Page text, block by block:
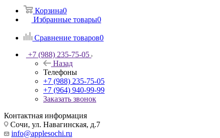
Корзина0
Избранные товары0
Сравнение товаров0
+7 (988) 235-75-05
Назад
Телефоны
+7 (988) 235-75-05
+7 (964) 940-99-99
Заказать звонок
Контактная информация
Сочи, ул. Навагинская, д.7
info@applesochi.ru